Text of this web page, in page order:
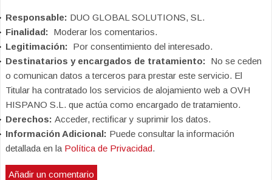
Responsable: DUO GLOBAL SOLUTIONS, SL.
Finalidad: Moderar los comentarios.
Legitimación: Por consentimiento del interesado.
Destinatarios y encargados de tratamiento: No se ceden
o comunican datos a terceros para prestar este servicio. El
Titular ha contratado los servicios de alojamiento web a OVH
HISPANO S.L. que actúa como encargado de tratamiento.
Derechos: Acceder, rectificar y suprimir los datos.
Información Adicional: Puede consultar la información
detallada en la Política de Privacidad.